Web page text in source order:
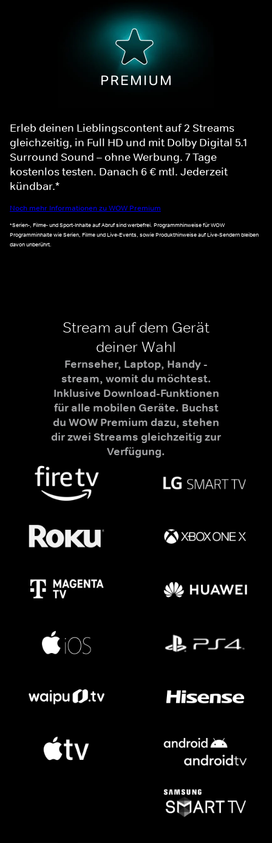
Erleb deinen Lieblingscontent auf 2 Streams
gleichzeitig, in Full HD und mit Dolby Digital 5.1
Surround Sound – ohne Werbung. 7 Tage
kostenlos testen. Danach 6 € mtl. Jederzeit
kündbar.*
Noch mehr Informationen zu WOW Premium
*Serien-, Filme- und Sport-Inhalte auf Abruf sind werbefrei. Programmhinweise für WOW
Programminhalte wie Serien, Filme und Live-Events, sowie Produkthinweise auf Live-Sendern bleiben
davon unberührt.
Stream auf dem Gerät
deiner Wahl
Fernseher, Laptop, Handy -
stream, womit du möchtest.
Inklusive Download-Funktionen
für alle mobilen Geräte. Buchst
du WOW Premium dazu, stehen
dir zwei Streams gleichzeitig zur
Verfügung.